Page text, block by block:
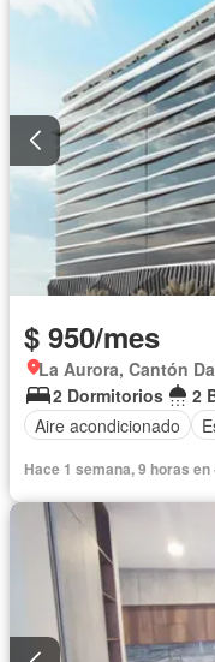
$ 950/mes
La Aurora, Cantón
2 Dormitorios
2
Aire acondicionado
Hace 1 semana, 9 horas en